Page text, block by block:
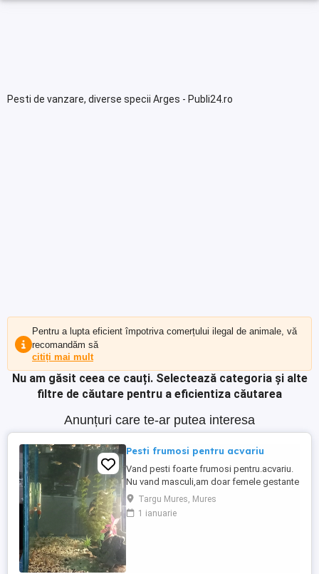
Pesti de vanzare, diverse specii Arges - Publi24.ro
Pentru a lupta eficient împotriva comerțului ilegal de animale, vă
recomandăm să
citiți mai mult
Nu am găsit ceea ce cauți. Selectează categoria și alte
filtre de căutare pentru a eficientiza căutarea
Anunțuri care te-ar putea interesa
Pesti frumosi pentru acvariu
Vand pesti foarte frumosi pentru.acvariu.
Nu vand masculi,am doar femele gestante
. Pret acceptabil.
Targu Mures, Mures
1 ianuarie